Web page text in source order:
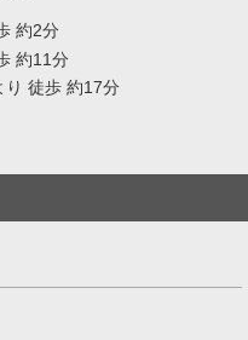
約2分
約11分
り 徒歩 約17分